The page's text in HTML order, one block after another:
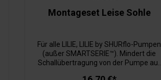
Montageset Leise Sohle
Für alle LILIE, LILIE by SHURflo-Pumpen
(außer SMARTSERIE™). Mindert die
Schallübertragung von der Pumpe auf